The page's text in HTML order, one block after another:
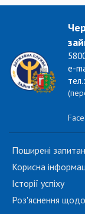
e-
Поширені
Корисна
Історії успіху
Роз'яснення